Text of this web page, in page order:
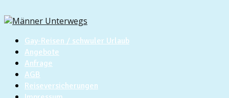
Gay-Reisen / schwuler Urlaub
Angebote
Anfrage
AGB
Reiseversicherungen